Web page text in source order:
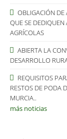
OBLIGACIÓN DE
QUE SE
AGRÍCOLAS
ABIERTA LA
DESARROLLO
REQUISITOS
RESTOS DE PODA
MURCIA..
más noticias